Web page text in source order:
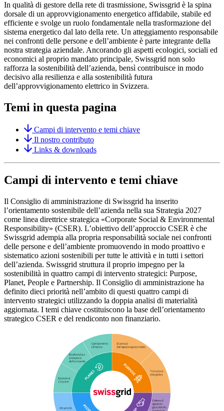
In qualità di gestore della rete di trasmissione, Swissgrid è la spina
dorsale di un approvvigionamento energetico affidabile, stabile ed
efficiente e svolge un ruolo fondamentale nella trasformazione del
sistema energetico dal lato della rete. Un atteggiamento responsabile
nei confronti delle persone e dell’ambiente è parte integrante della
nostra strategia aziendale. Ancorando gli aspetti ecologici, sociali ed
economici al proprio mandato principale, Swissgrid non solo
rafforza la sostenibilità dell’azienda, bensì contribuisce in modo
decisivo alla resilienza e alla sostenibilità futura
dell’approvvigionamento elettrico in Svizzera.
Temi in questa pagina
Campi di intervento e temi chiave
Il nostro contributo
Links & downloads
Campi di intervento e temi chiave
Il Consiglio di amministrazione di Swissgrid ha inserito
l’orientamento sostenibile dell’azienda nella sua Strategia 2027
come linea direttrice strategica «Corporate Social & Environmental
Responsibility» (CSER). L’obiettivo dell’approccio CSER è che
Swissgrid adempia alla propria responsabilità sociale nei confronti
delle persone e dell’ambiente promuovendo in modo proattivo e
sistematico azioni sostenibili per tutte le attività e in tutti i settori
dell’azienda. Swissgrid struttura il proprio impegno per la
sostenibilità in quattro campi di intervento strategici: Purpose,
Planet, People e Partnership. Il Consiglio di amministrazione ha
definito dieci priorità nell’ambito di questi quattro campi di
intervento strategici utilizzando la doppia analisi di materialità
aggiornata. I temi chiave costituiscono la base dell’orientamento
strategico CSER e del rendiconto non finanziario.